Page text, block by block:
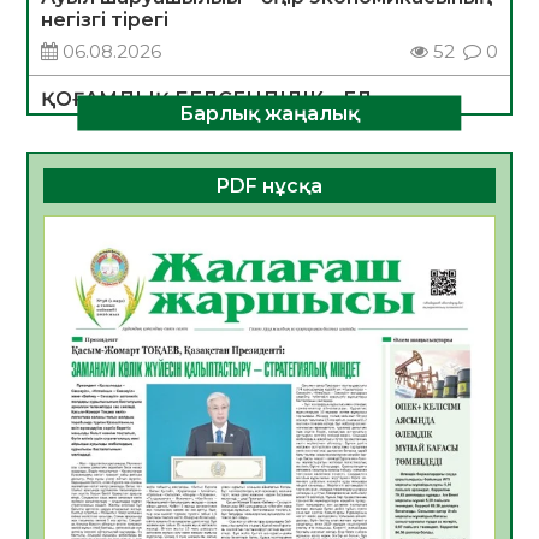
негізгі тірегі
06.08.2026
52 0
ҚОҒАМДЫҚ БЕЛСЕНДІЛІК – ЕЛ
ДАМУЫНЫҢ НЕГІЗІ
06.08.2026
50 0
ҚҰРЫЛТАЙ САЙЛАУЫ – БОЛАШАҚҚА
06.08.2026
Инфекциялық ауруларға қарсы иммундау
жұмыстарының тиімділігі
06.08.2026
54
Көкжөтел ауруы туралы
06.08.2026
52
АПВ вакцинасы туралы мәлімет
06.08.2026
51
Барлық жаңалық
PDF нұсқа